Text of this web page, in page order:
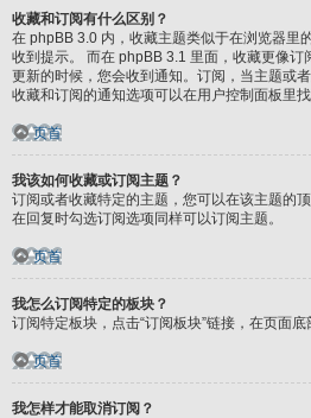
收藏和订阅有什么区别？
在 phpBB 3.0 内，收藏主题类似于在浏览器里
收到提示。 而在 phpBB 3.1 里面，收藏更像
更新的时候，您会收到通知。订阅，当主题或
收藏和订阅的通知选项可以在用户控制面板里找
页首
我该如何收藏或订阅主题？
订阅或者收藏特定的主题，您可以在该主题的顶
在回复时勾选订阅选项同样可以订阅主题。
页首
我怎么订阅特定的板块？
订阅特定板块，点击“订阅板块”链接，在页面底
页首
我怎样才能取消订阅？